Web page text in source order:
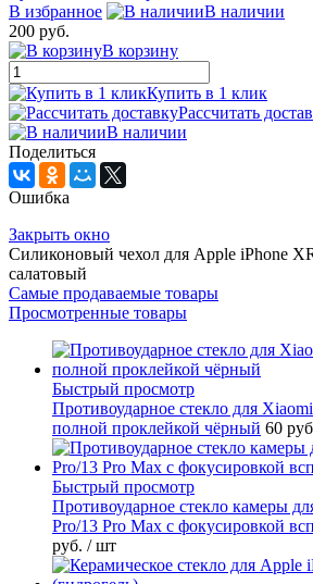
В избранное
В наличии
200 руб.
В корзину
Купить в 1 клик
Рассчитать
В наличии
Поделиться
Ошибка
Закрыть окно
Силиконовый чехол для Apple iPhone
салатовый
Самые продаваемые товары
Просмотренные товары
Быстрый просмотр
Противоударное стекло для
полной проклейкой чёрный 60
Быстрый просмотр
Противоударное стекло камеры
Pro/13 Pro Max с фокусировкой
руб. / шт